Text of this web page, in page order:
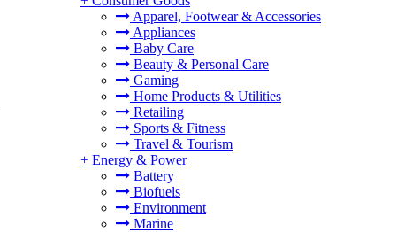
Apparel, Footwear & Accessories
Appliances
Baby Care
Beauty & Personal Care
Gaming
Home Products & Utilities
Retailing
Sports & Fitness
Travel & Tourism
+ Energy & Power
Battery
Biofuels
Environment
Marine